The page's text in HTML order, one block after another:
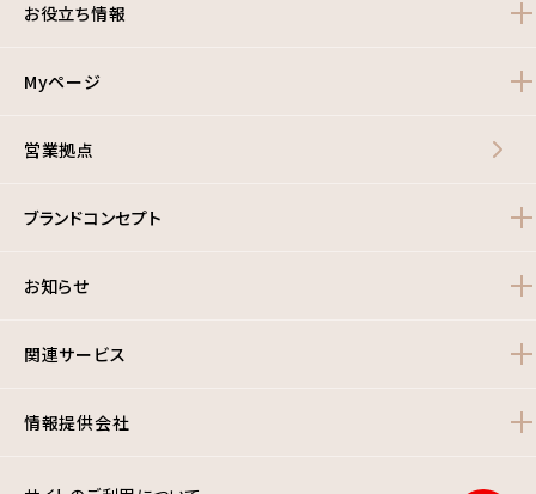
お役立ち情報
Myページ
営業拠点
ブランドコンセプト
お知らせ
関連サービス
情報提供会社